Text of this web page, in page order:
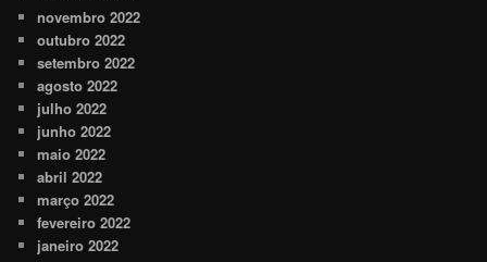
novembro 2022
outubro 2022
setembro 2022
agosto 2022
julho 2022
junho 2022
maio 2022
abril 2022
março 2022
fevereiro 2022
janeiro 2022